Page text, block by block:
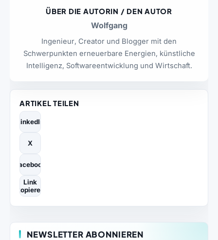
ÜBER DIE AUTORIN / DEN AUTOR
Wolfgang
Ingenieur, Creator und Blogger mit den
Schwerpunkten erneuerbare Energien, künstliche
Intelligenz, Softwareentwicklung und Wirtschaft.
ARTIKEL TEILEN
LinkedIn
X
Facebook
Link
kopieren
NEWSLETTER ABONNIEREN